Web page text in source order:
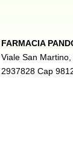
FARMACIA
Viale San
2937828 Cap